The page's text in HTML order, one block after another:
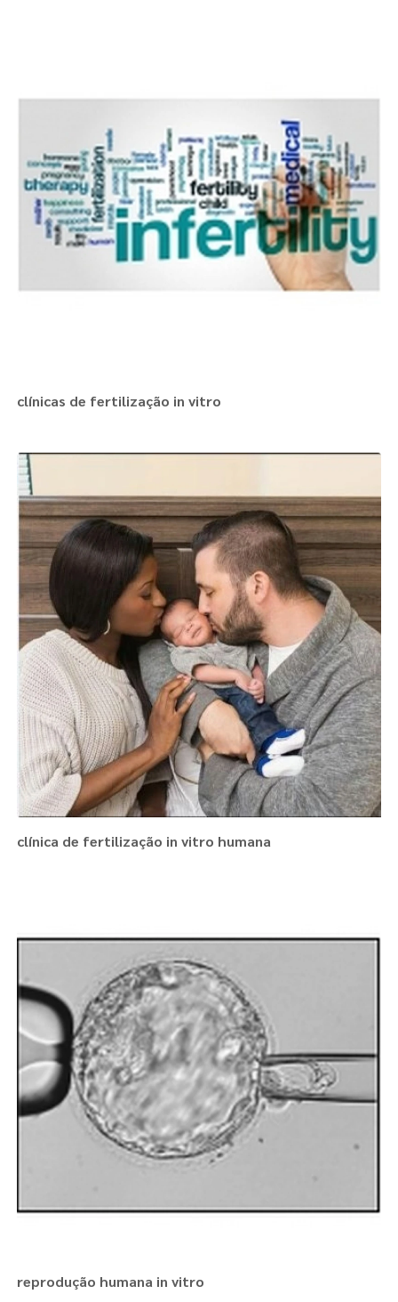
clínicas de fertilização in vitro
clínica de fertilização in vitro humana
reprodução humana in vitro